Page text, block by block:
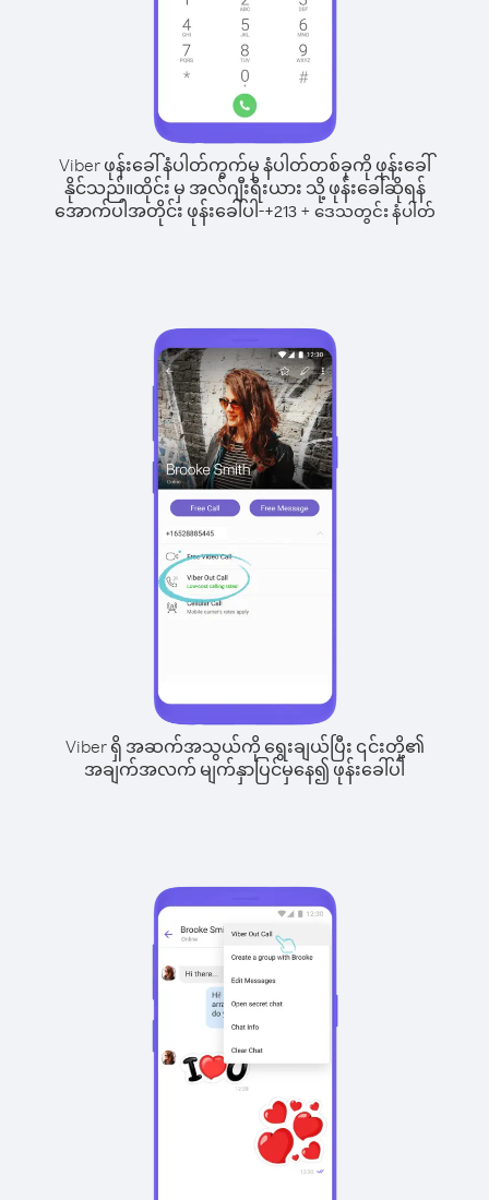
Viber ဖုန်းခေါ်နံပါတ်ကွက်မှ နံပါတ်တစ်ခုကို ဖုန်းခေါ်
နိုင်သည်။ထိုင်း မှ အလ်ဂျီးရီးယား သို့ ဖုန်းခေါ်ဆိုရန်
အောက်ပါအတိုင်း ဖုန်းခေါ်ပါ-+213+ ဒေသတွင်း နံပါတ်
Viber ရှိ အဆက်အသွယ်ကို ရွေးချယ်ပြီး ၎င်းတို့၏
အချက်အလက် မျက်နှာပြင်မှနေ၍ ဖုန်းခေါ်ပါ